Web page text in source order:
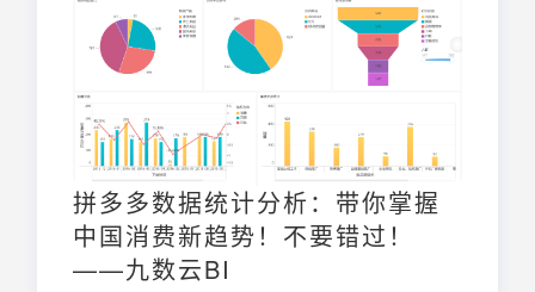
拼多多数据统计分析：带你掌握
中国消费新趋势！不要错过！
——九数云BI